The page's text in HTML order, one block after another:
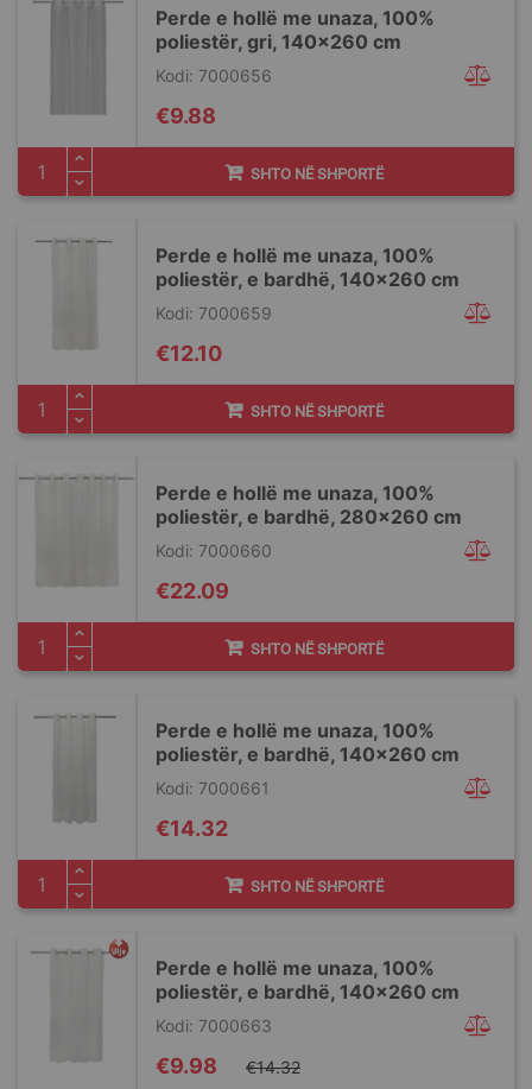
Perde e hollë me unaza, 100%
poliestër, gri, 140x260 cm
Kodi: 7000656
€9.88
SHTO NË SHPORTË
Perde e hollë me unaza, 100%
poliestër, e bardhë, 140x260 cm
Kodi: 7000659
€12.10
SHTO NË SHPORTË
Perde e hollë me unaza, 100%
poliestër, e bardhë, 280x260 cm
Kodi: 7000660
€22.09
SHTO NË SHPORTË
Perde e hollë me unaza, 100%
poliestër, e bardhë, 140x260 cm
Kodi: 7000661
€14.32
SHTO NË SHPORTË
Perde e hollë me unaza, 100%
poliestër, e bardhë, 140x260 cm
Kodi: 7000663
Special
Price
€9.98 €14.32